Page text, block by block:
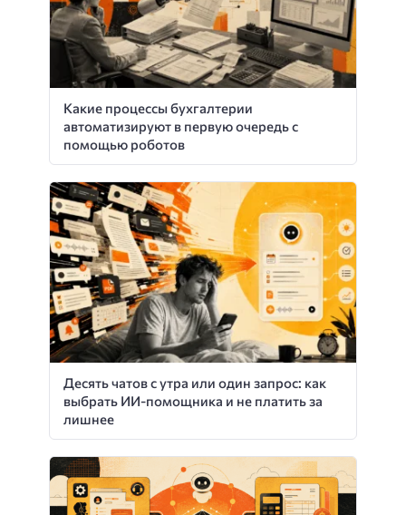
Какие процессы бухгалтерии
автоматизируют в первую очередь с
помощью роботов
Десять чатов с утра или один запрос: как
выбрать ИИ-помощника и не платить за
лишнее